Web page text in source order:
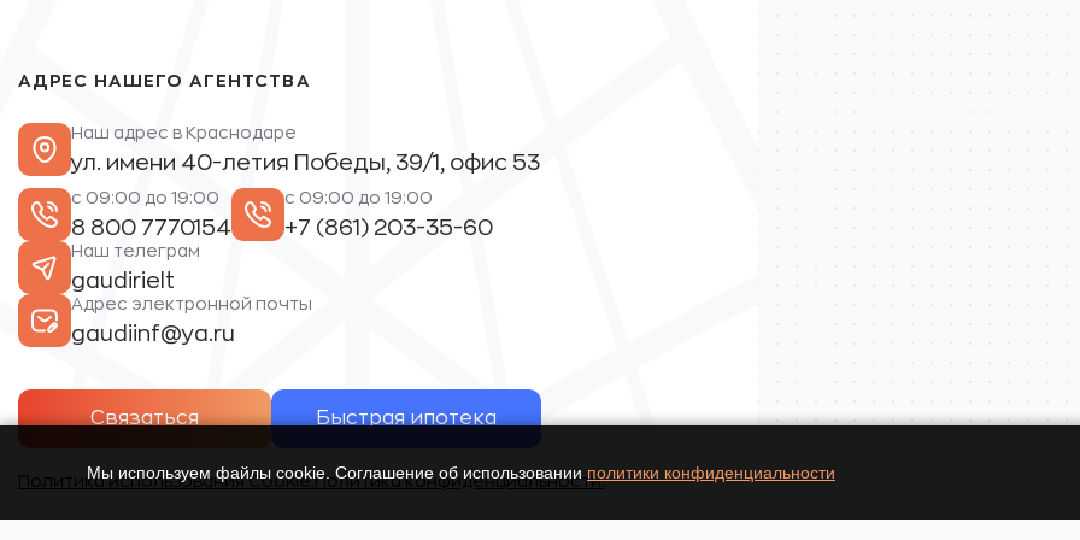
АДРЕС НАШЕГО АГЕНТСТВА
Наш адрес в Краснодаре
ул. имени 40-летия Победы, 39/1, офис 53
с 09:00 до 19:00
8 800 7770154
с 09:00 до 19:00
+7 (861) 203-35-60
Наш телеграм
gaudirielt
Адрес электронной почты
gaudiinf@ya.ru
Связаться Быстрая ипотека
Политика использования Cookie.Политика конфиденциальности.
Мы используем файлы cookie. Соглашение об использовании политики конфиденциальности